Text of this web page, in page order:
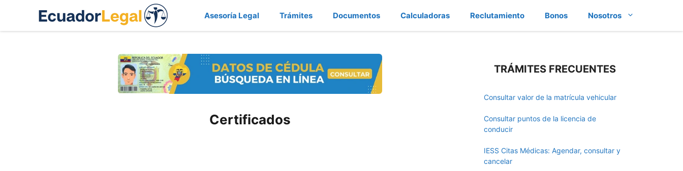
Asesoría Legal Trámites Documentos Calculadoras Reclutamiento Bonos Nosotros
Certificados
TRÁMITES FRECUENTES
Consultar valor de la matrícula vehicular
Consultar puntos de la licencia de
conducir
IESS Citas Médicas: Agendar, consultar y
cancelar